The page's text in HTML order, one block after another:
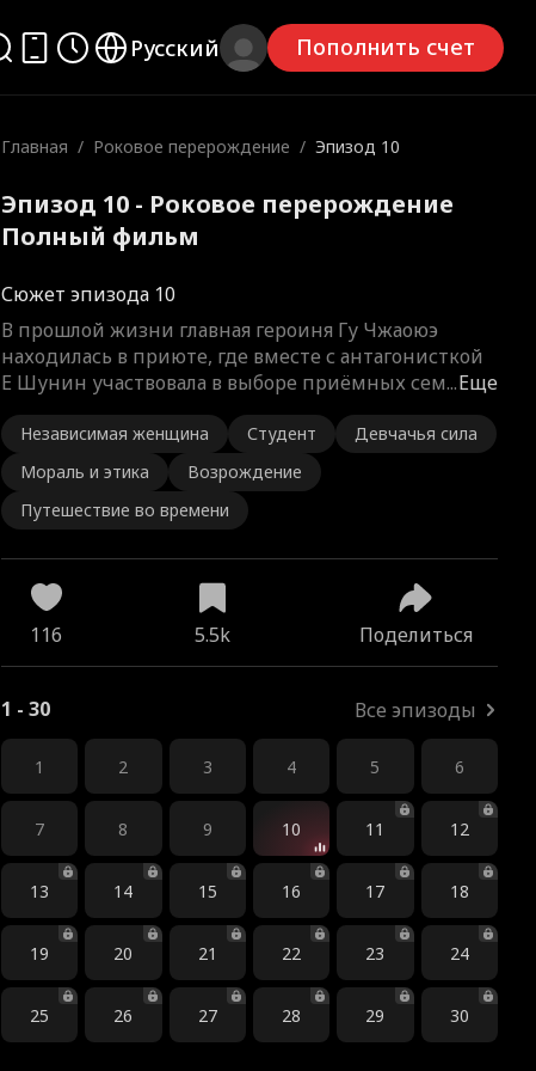
Русский Пополнить счет
Главная / Роковое перерождение / Эпизод 10
Эпизод 10 - Роковое перерождение
Полный фильм
Сюжет эпизода 10
Еще
В прошлой жизни главная героиня Гу Чжаоюэ
находилась в приюте, где вместе с антагонисткой
Е Шунин участвовала в выборе приёмных сем...
Независимая женщина Студент
Девчачья сила
Мораль и этика
Возрождение
Путешествие во времени
116 5.5k Поделиться
1 - 30 Все эпизоды
1 2 3 4 5 6
7 8 9 10 11 12
13 14 15 16 17 18
19 20 21 22 23 24
25 26 27 28 29 30